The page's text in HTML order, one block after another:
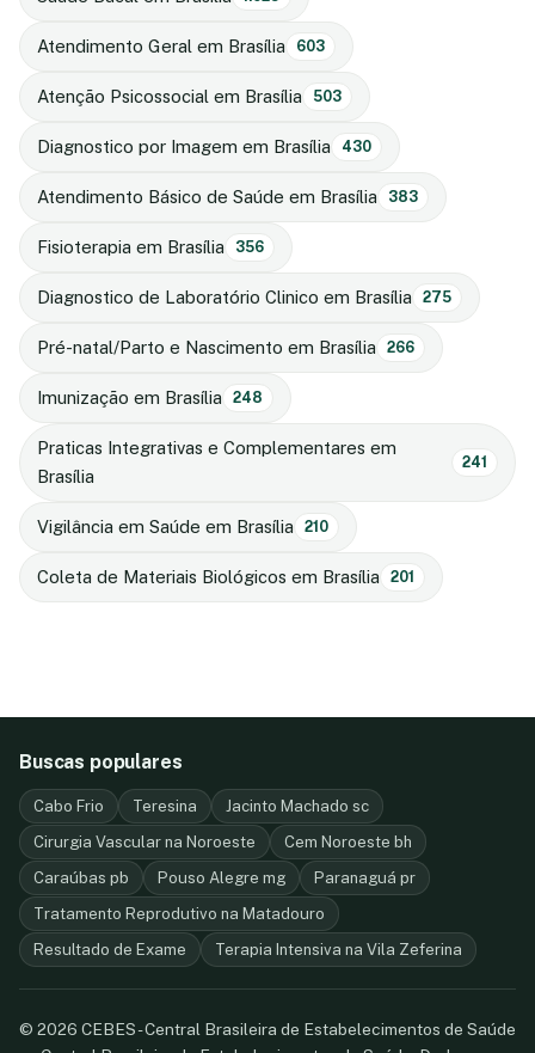
Atendimento Geral em Brasília 603
Atenção Psicossocial em Brasília 503
Diagnostico por Imagem em Brasília 430
Atendimento Básico de Saúde em Brasília 383
Fisioterapia em Brasília 356
Diagnostico de Laboratório Clinico em Brasília 275
Pré-natal/Parto e Nascimento em Brasília 266
Imunização em Brasília 248
Praticas Integrativas e Complementares em
Brasília
241
Vigilância em Saúde em Brasília 210
Coleta de Materiais Biológicos em Brasília 201
Buscas populares
Cabo Frio Teresina
Jacinto Machado sc
Cirurgia Vascular na Noroeste
Cem Noroeste bh
Caraúbas pb
Pouso Alegre mg
Paranaguá pr
Tratamento Reprodutivo na Matadouro
Resultado de Exame
Terapia Intensiva na Vila Zeferina
© 2026 CEBES - Central Brasileira de Estabelecimentos de Saúde